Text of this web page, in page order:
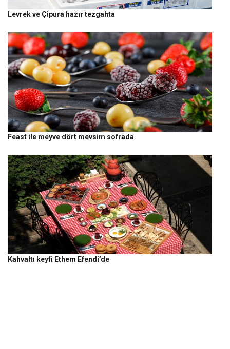
Levrek ve Çipura hazır tezgahta
Feast ile meyve dört mevsim sofrada
Kahvaltı keyfi Ethem Efendi’de